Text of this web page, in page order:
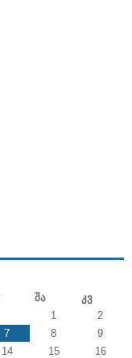
Შა Კვ
1
2
7 8
9
14 15
16